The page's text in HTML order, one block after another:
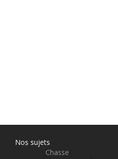
Nos sujets
Chasse